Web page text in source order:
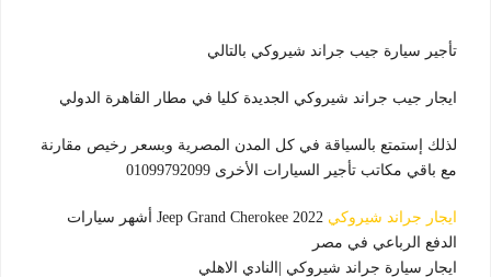
تأجير سيارة جيب جراند شيروكي بالتالي
ايجار جيب جراند شيروكي الجديدة كليا في مطار القاهرة الدولي
لذلك إستمتع بالسياقة في كل المدن المصرية وبسعر رخيص مقارنة
مع باقي مكاتب تأجير السيارات الأخرى 01099792099
ايجار جراند شيروكي
Jeep Grand Cherokee 2022 أشهر سيارات
الدفع الرباعي في مصر
ايجار سيارة جراند شيروكي |النادي الاهلي